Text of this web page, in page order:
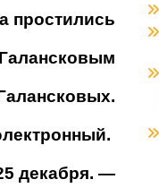
простились
декабря. —